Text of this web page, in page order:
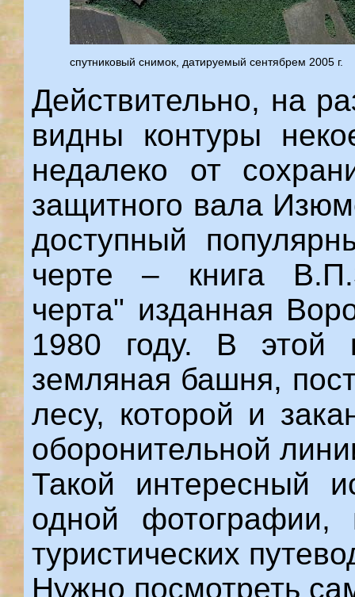
спутниковый снимок, датируемый сентябрем 2005 г.
Действительно, на
видны контуры
недалеко от
защитного вала
доступный
черте – книга
черта" изданная
1980 году. В этой
земляная башня,
лесу, которой и
оборонительной
Такой интересный
одной фотографии,
туристических
Нужно посмотреть